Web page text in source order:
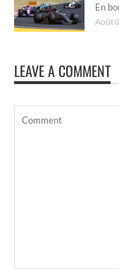
En
Août
LEAVE A COMMENT